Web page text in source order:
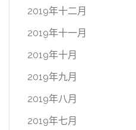
2019年十二月
2019年十一月
2019年十月
2019年九月
2019年八月
2019年七月